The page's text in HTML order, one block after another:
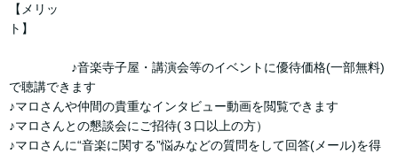
【メリッ
ト】
♪音楽寺子屋・講演会等のイベントに優待価格(一部無料)
で聴講できます
♪マロさんや仲間の貴重なインタビュー動画を閲覧できます
♪マロさんとの懇談会にご招待(３口以上の方）
♪マロさんに“音楽に関する”悩みなどの質問をして回答(メール)を得